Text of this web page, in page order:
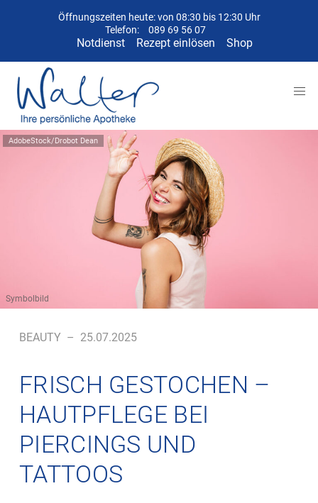
Öffnungszeiten heute: von 08:30 bis 12:30 Uhr
Telefon:
089 69 56 07
Notdienst Rezept einlösen Shop
AdobeStock/Drobot Dean
Symbolbild
BEAUTY – 25.07.2025
FRISCH GESTOCHEN –
HAUTPFLEGE BEI
PIERCINGS UND
TATTOOS